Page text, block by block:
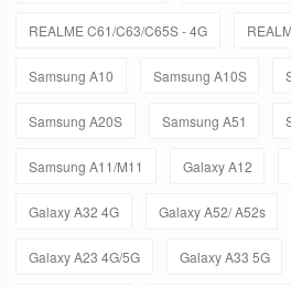
REALME C61/C63/C65S - 4G
Samsung A10 Samsung A10S
Samsung A20S Samsung A51
Samsung A11/M11 Galaxy A12
Galaxy A32 4G Galaxy A52/ A52s
Galaxy A23 4G/5G Galaxy A33 5G